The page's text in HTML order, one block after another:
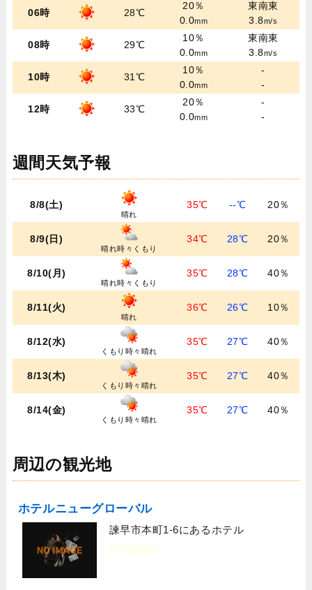
06時 28℃
20％
0.0mm
東南東
3.8m/s
08時 29℃
10％
0.0mm
東南東
3.8m/s
10時 31℃
10％
0.0mm
-
-
12時 33℃
20％
0.0mm
-
-
週間天気予報
8/8(土)
晴れ
35℃ --℃ 20％
8/9(日)
晴れ時々くもり
34℃ 28℃ 20％
8/10(月)
晴れ時々くもり
35℃ 28℃ 40％
8/11(火)
晴れ
36℃ 26℃ 10％
8/12(水)
くもり時々晴れ
35℃ 27℃ 40％
8/13(木)
くもり時々晴れ
35℃ 27℃ 40％
8/14(金)
くもり時々晴れ
35℃ 27℃ 40％
周辺の観光地
ホテルニューグローバル
諫早市本町1-6にあるホテル
[宿泊施設]